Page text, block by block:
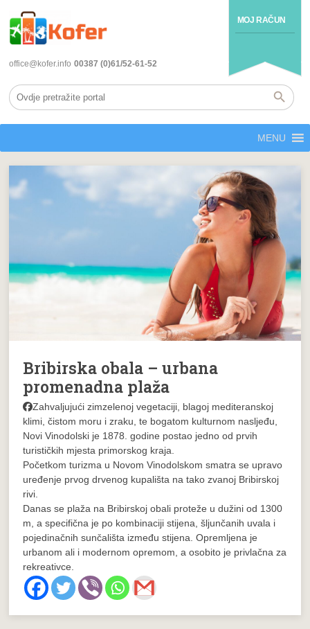
MOJ RAČUN
office@kofer.info 00387 (0)61/52-61-52
MENU
Bribirska obala – urbana
promenadna plaža
Zahvaljujući zimzelenoj vegetaciji, blagoj mediteranskoj
klimi, čistom moru i zraku, te bogatom kulturnom nasljeđu,
Novi Vinodolski je 1878. godine postao jedno od prvih
turističkih mjesta primorskog kraja.
Početkom turizma u Novom Vinodolskom smatra se upravo
uređenje prvog drvenog kupališta na tako zvanoj Bribirskoj
rivi.
Danas se plaža na Bribirskoj obali proteže u dužini od 1300
m, a specifična je po kombinaciji stijena, šljunčanih uvala i
pojedinačnih sunčališta između stijena. Opremljena je
urbanom ali i modernom opremom, a osobito je privlačna za
rekreativce.